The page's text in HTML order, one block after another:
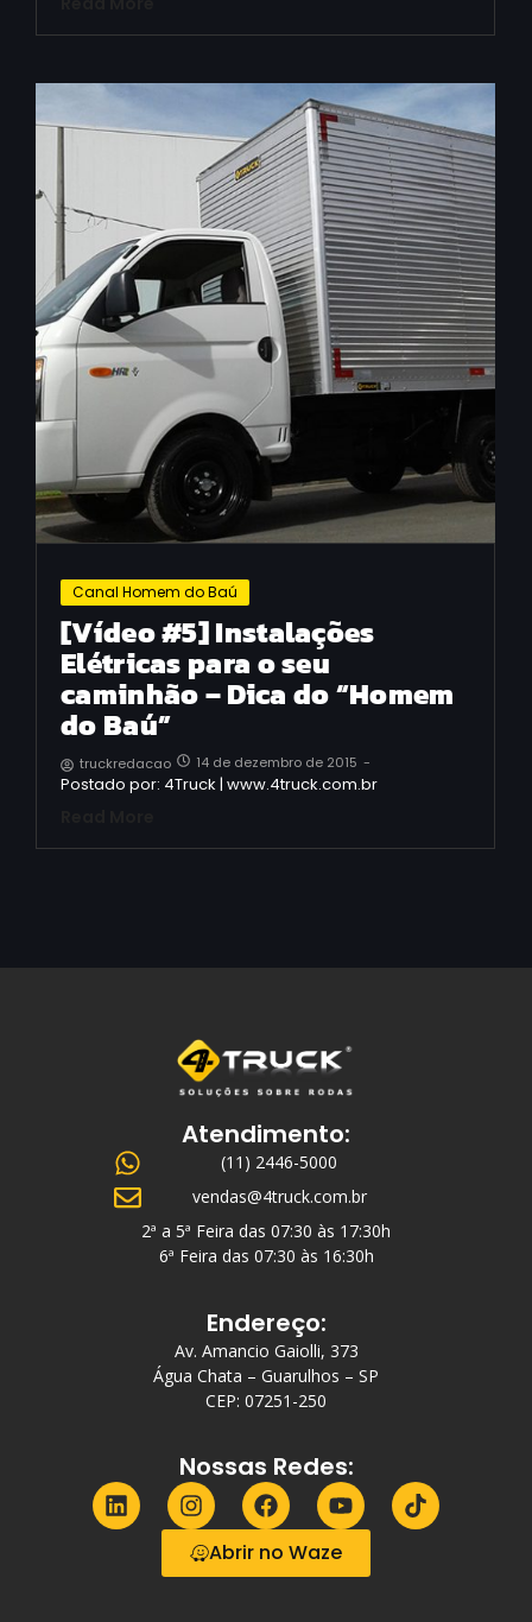
Canal Homem do Baú
[Vídeo #5] Instalações
Elétricas para o seu
caminhão – Dica do “Homem
do Baú”
truckredacao 14 de dezembro de 2015 -
Postado por: 4Truck | www.4truck.com.br
Atendimento:
(11) 2446-5000
vendas@4truck.com.br
2ª a 5ª Feira das 07:30 às 17:30h
6ª Feira das 07:30 às 16:30h
Endereço:
Av. Amancio Gaiolli, 373
Água Chata – Guarulhos – SP
CEP: 07251-250
Nossas Redes:
Abrir no Waze